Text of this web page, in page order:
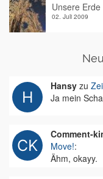
Unsere
02. Juli 2009
Hansy zu
Ja mein
Comment-
Move!:
Ähm, okayy.